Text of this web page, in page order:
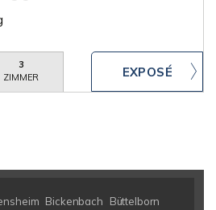
3
ZIMMER
Bickenbach
Büttelborn